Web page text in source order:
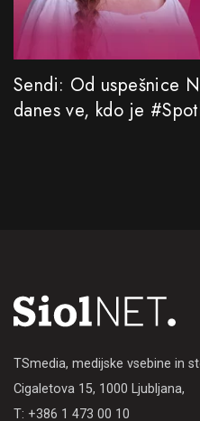
Sendi: Od uspešnice
danes ve, kdo je
TSmedia, medijske vsebine in
Cigaletova 15, 1000 Ljubljana,
T: +386 1 473 00 10